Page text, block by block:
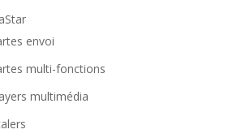
envoi
multi-fonctions
multimédia